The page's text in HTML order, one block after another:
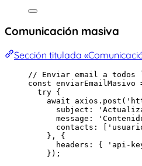
Comunicación masiva
Sección titulada
// Enviar email a todos
const enviarEmailMasivo
try {
await axios . post ( '
subject:
'
message:
'
contacts:
'
}, {
headers: {
' api-
} ) ;